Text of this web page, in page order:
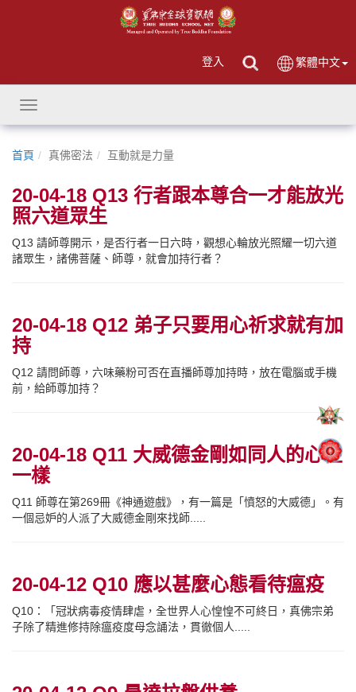
登入 繁體中文
Toggle
navigation
首頁 真佛密法 互動就是力量
20-04-18 Q13 行者跟本尊合一才能放光
照六道眾生
Q13 請師尊開示，是否行者一日六時，觀想心輪放光照耀一切六道
諸眾生，諸佛菩薩、師尊，就會加持行者？
20-04-18 Q12 弟子只要用心祈求就有加
持
Q12 請問師尊，六味藥粉可否在直播師尊加持時，放在電腦或手機
前，給師尊加持？
20-04-18 Q11 大威德金剛如同人的心性
一樣
Q11 師尊在第269冊《神通遊戲》，有一篇是「憤怒的大威德」。有
一個忌妒的人派了大威德金剛來找師.....
20-04-12 Q10 應以甚麼心態看待瘟疫
Q10：「冠狀病毒疫情肆虐，全世界人心惶惶不可終日，真佛宗弟
子除了精進修持除瘟疫度母念誦法，貫徹個人.....